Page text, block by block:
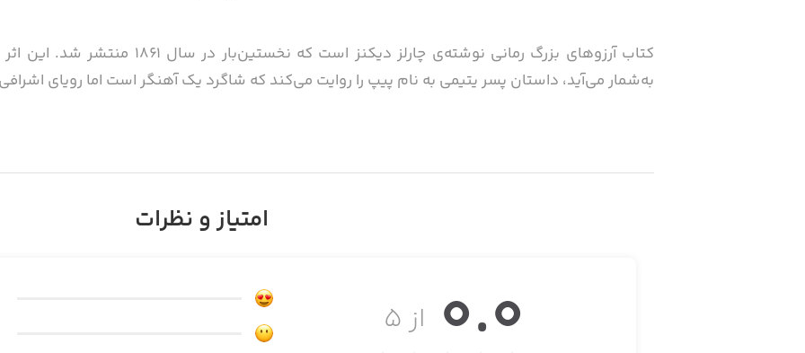
کتاب آرزوهای بزرگ رمانی نوشته‌ی چارلز
به‌شمار می‌آید، داستان پسر یتیمی به نام پیپ را روایت می‌کند که شاگرد یک آهنگر است اما رویای
امتیاز و نظرات
از ۵ 0.0